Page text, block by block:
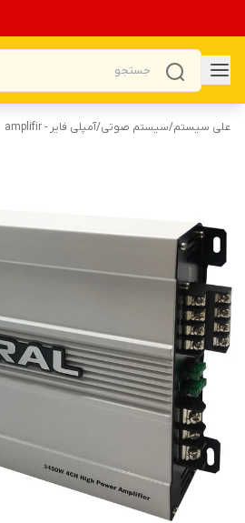
علی سیستم/سیستم صوتی/آمپلی فایر - amplifir